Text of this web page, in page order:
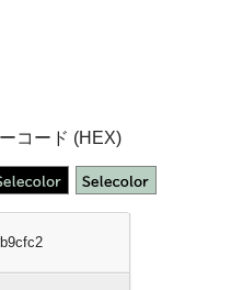
コード (HEX)